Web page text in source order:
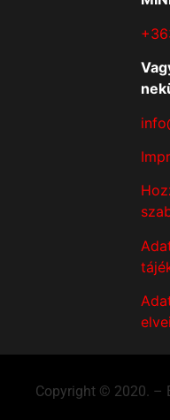
Copyright © 2020. –